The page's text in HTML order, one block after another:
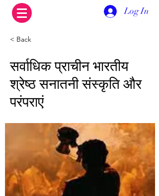
Log In
< Back
सर्वाधिक प्राचीन भारतीय
श्रेष्ठ सनातनी संस्कृति और
परंपराएं